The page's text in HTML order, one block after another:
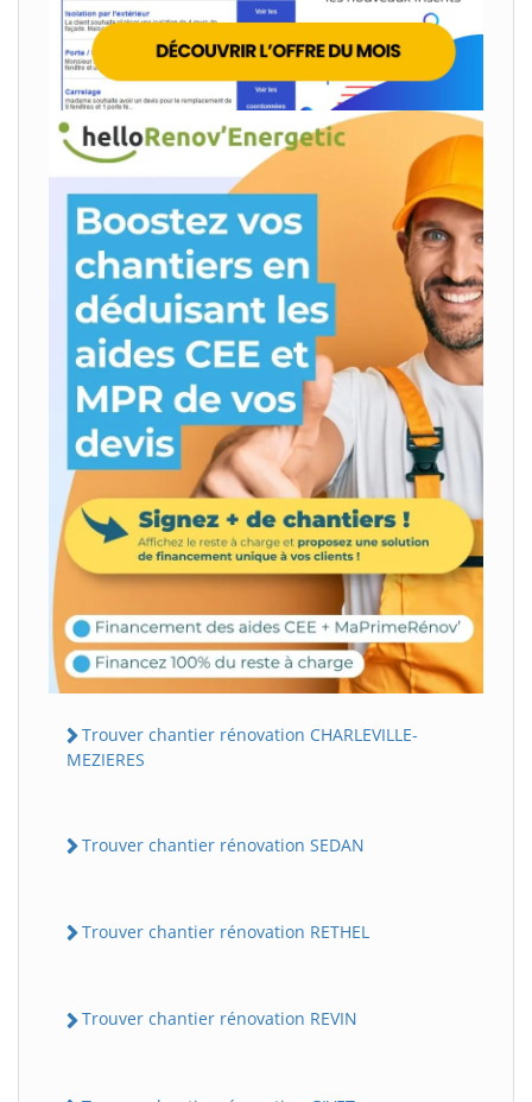
Trouver chantier rénovation CHARLEVILLE-
MEZIERES
Trouver chantier rénovation SEDAN
Trouver chantier rénovation RETHEL
Trouver chantier rénovation REVIN